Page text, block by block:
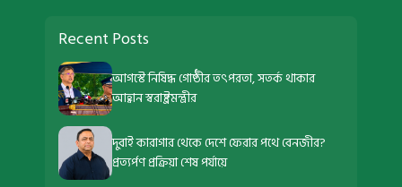
Recent Posts
আগস্টে নিষিদ্ধ গোষ্ঠীর তৎপরতা, সতর্ক থাকার
আহ্বান স্বরাষ্ট্রমন্ত্রীর
দুবাই কারাগার থেকে দেশে ফেরার পথে বেনজীর?
প্রত্যর্পণ প্রক্রিয়া শেষ পর্যায়ে